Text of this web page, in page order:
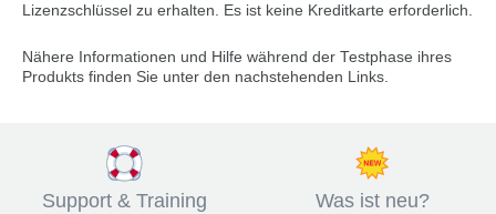
Lizenzschlüssel zu erhalten. Es ist keine Kreditkarte erforderlich.
Nähere Informationen und Hilfe während der Testphase ihres
Produkts finden Sie unter den nachstehenden Links.
Support & Training Was ist neu?